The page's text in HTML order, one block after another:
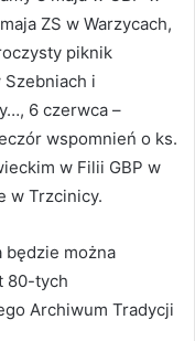
ZS w Warzycach,
piknik
Szebniach i
6 czerwca –
wspomnień o ks.
w Filii GBP w
w Trzcinicy.
będzie można
80-tych
Archiwum Tradycji